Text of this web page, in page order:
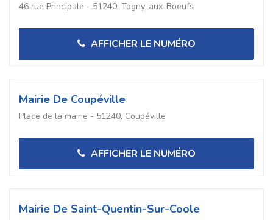
46 rue Principale - 51240, Togny-aux-Boeufs
AFFICHER LE NUMÉRO
Mairie De Coupéville
Place de la mairie - 51240, Coupéville
AFFICHER LE NUMÉRO
Mairie De Saint-Quentin-Sur-Coole